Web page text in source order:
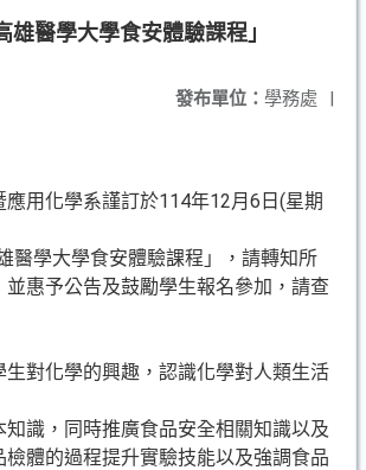
雄醫學大學食安體驗課程」
發布單位： 學務處 |
應用化學系謹訂於114年12月6日(星期
醫學大學食安體驗課程」，請轉知所
並惠予公告及鼓勵學生報名參加，請查
生對化學的興趣，認識化學對人類生活
識，同時推廣食品安全相關知識以及
體的過程提升實驗技能以及強調食品